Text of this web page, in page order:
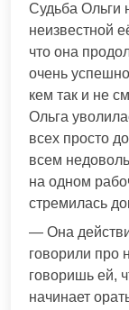
Судьба Ольги
неизвестной
что она
очень
кем так и не
Ольга
всех просто
всем
на одном
стремилась
— Она
говорили про
говоришь ей,
начинает